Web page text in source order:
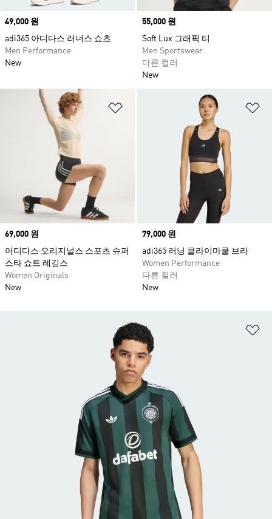
Price
49,000 원
adi365 아디다스 러너스 쇼츠
Men Performance
New
Price
55,000 원
Soft Lux 그래픽 티
Men Sportswear
다른 컬러
New
Price
69,000 원
아디다스 오리지널스 스포츠 슈퍼
스타 쇼트 레깅스
Women Originals
New
Price
79,000 원
adi365 러닝 클라이마쿨 브라
Women Performance
다른 컬러
New